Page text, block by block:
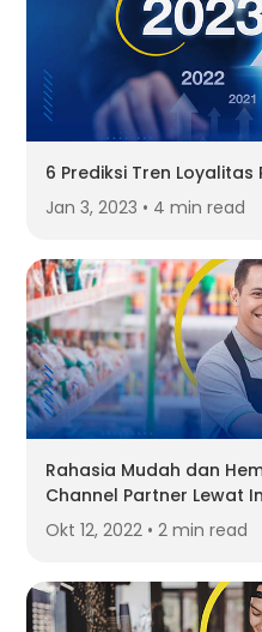
6 Prediksi Tren
Jan 3, 2023 • 4 min read
Rahasia Mudah dan
Channel Partner Lewat
Okt 12, 2022 • 2 min read